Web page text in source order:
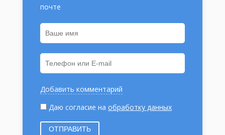
почте
Добавить комментарий
Даю согласие на обработку данных
ОТПРАВИТЬ